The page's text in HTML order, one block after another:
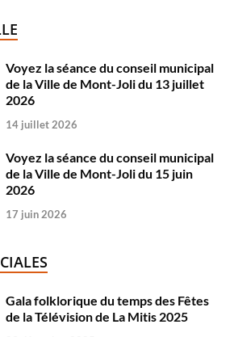
Voyez la séance du conseil municipal
de la Ville de Mont-Joli du 13 juillet
2026
14 juillet 2026
Voyez la séance du conseil municipal
de la Ville de Mont-Joli du 15 juin
2026
17 juin 2026
Gala folklorique du temps des Fêtes
de la Télévision de La Mitis 2025